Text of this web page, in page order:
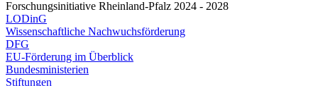
Forschungsinitiative Rheinland-Pfalz 2024 - 2028
LODinG
Wissenschaftliche Nachwuchsförderung
DFG
EU-Förderung im Überblick
Bundesministerien
Stiftungen